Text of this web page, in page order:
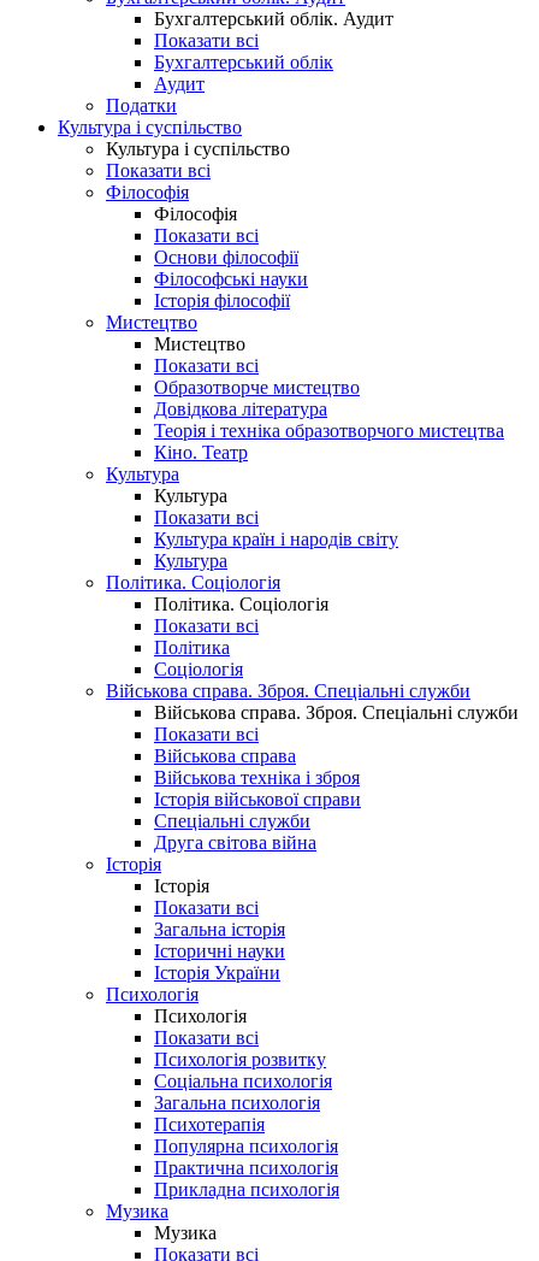
Бухгалтерський облік. Аудит
Показати всі
Бухгалтерський облік
Аудит
Податки
Культура і суспільство
Культура і суспільство
Показати всі
Філософія
Філософія
Показати всі
Основи філософії
Філософські науки
Історія філософії
Мистецтво
Мистецтво
Показати всі
Образотворче мистецтво
Довідкова література
Теорія і техніка образотворчого мистецтва
Кіно. Театр
Культура
Культура
Показати всі
Культура країн і народів світу
Культура
Політика. Соціологія
Політика. Соціологія
Показати всі
Політика
Соціологія
Військова справа. Зброя. Спеціальні служби
Військова справа. Зброя. Спеціальні служби
Показати всі
Військова справа
Військова техніка і зброя
Історія військової справи
Спеціальні служби
Друга світова війна
Історія
Історія
Показати всі
Загальна історія
Історичні науки
Історія України
Психологія
Психологія
Показати всі
Психологія розвитку
Соціальна психологія
Загальна психологія
Психотерапія
Популярна психологія
Практична психологія
Прикладна психологія
Музика
Музика
Показати всі